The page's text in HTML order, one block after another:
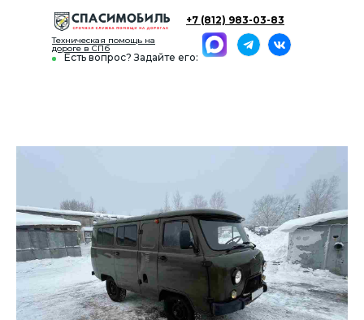
Есть вопрос? Задайте его:
+7 (812) 983-03-83
Техническая помощь на
дороге в СПб